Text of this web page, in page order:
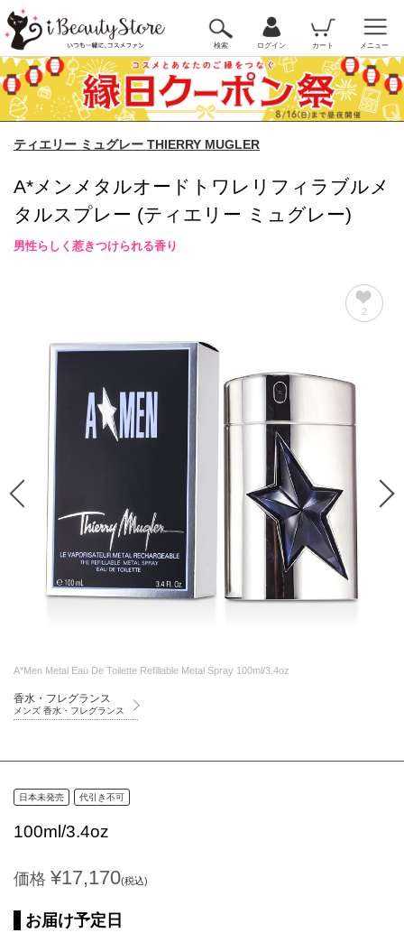
検索 ログイン カート メニュー
ティエリー ミュグレー THIERRY MUGLER
A*メンメタルオードトワレリフィラブルメ
タルスプレー (ティエリー ミュグレー)
男性らしく惹きつけられる香り
2
A*Men Metal Eau De Toilette Refillable Metal Spray 100ml/3.4oz
香水・フレグランス
メンズ 香水・フレグランス
日本未発売 代引き不可
100ml/3.4oz
価格 ¥17,170(税込)
お届け予定日